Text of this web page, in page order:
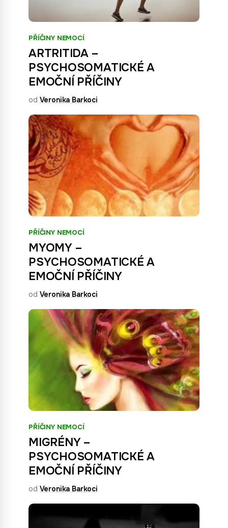
PŘÍČINY NEMOCÍ
ARTRITIDA –
PSYCHOSOMATICKÉ A
EMOČNÍ PŘÍČINY
od Veronika Barkoci
PŘÍČINY NEMOCÍ
MYOMY –
PSYCHOSOMATICKÉ A
EMOČNÍ PŘÍČINY
od Veronika Barkoci
PŘÍČINY NEMOCÍ
MIGRÉNY –
PSYCHOSOMATICKÉ A
EMOČNÍ PŘÍČINY
od Veronika Barkoci